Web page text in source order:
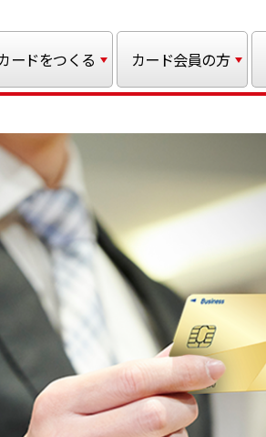
ードをつくる カード会員の方